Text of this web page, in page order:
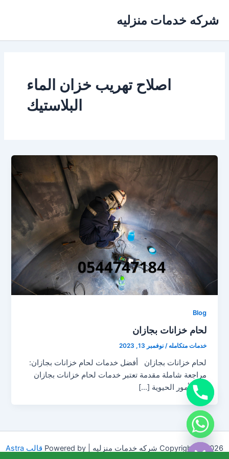
المحتوى
شركه خدمات منزليه
اصلاح تهريب خزان الماء
البلاستيك
Blog
لحام خزانات بجازان
خدمات متكامله/نوفمبر 13, 2023
لحام خزانات بجازان أفضل خدمات لحام خزانات بجازان:
مراجعة شاملة مقدمة تعتبر خدمات لحام خزانات بجازان
من الأمور الحيوية […]
Copyright © 2026 شركه خدمات منزليه | Powered by
قالب Astra
Hide
chaty